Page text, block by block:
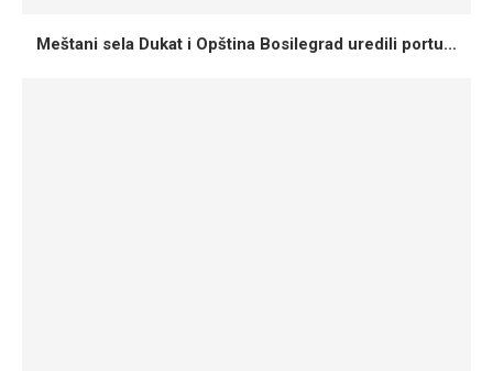
Meštani sela Dukat i Opština Bosilegrad uredili portu...